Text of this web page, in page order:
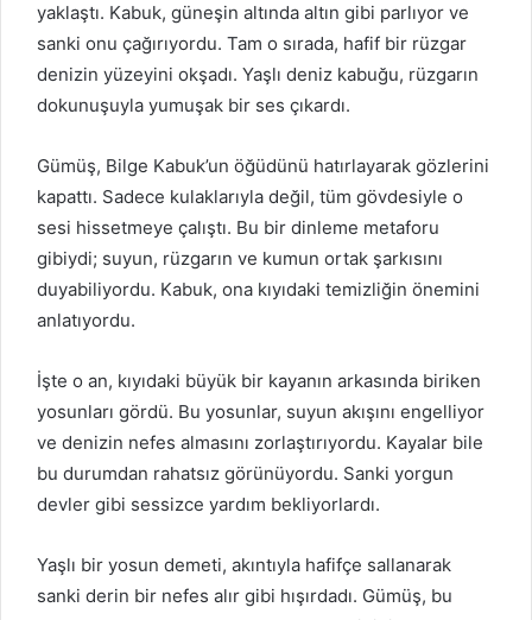
yaklaştı. Kabuk, güneşin altında altın gibi parlıyor ve
sanki onu çağırıyordu. Tam o sırada, hafif bir rüzgar
denizin yüzeyini okşadı. Yaşlı deniz kabuğu, rüzgarın
dokunuşuyla yumuşak bir ses çıkardı.
Gümüş, Bilge Kabuk’un öğüdünü hatırlayarak gözlerini
kapattı. Sadece kulaklarıyla değil, tüm gövdesiyle o
sesi hissetmeye çalıştı. Bu bir dinleme metaforu
gibiydi; suyun, rüzgarın ve kumun ortak şarkısını
duyabiliyordu. Kabuk, ona kıyıdaki temizliğin önemini
anlatıyordu.
İşte o an, kıyıdaki büyük bir kayanın arkasında biriken
yosunları gördü. Bu yosunlar, suyun akışını engelliyor
ve denizin nefes almasını zorlaştırıyordu. Kayalar bile
bu durumdan rahatsız görünüyordu. Sanki yorgun
devler gibi sessizce yardım bekliyorlardı.
Yaşlı bir yosun demeti, akıntıyla hafifçe sallanarak
sanki derin bir nefes alır gibi hışırdadı. Gümüş, bu